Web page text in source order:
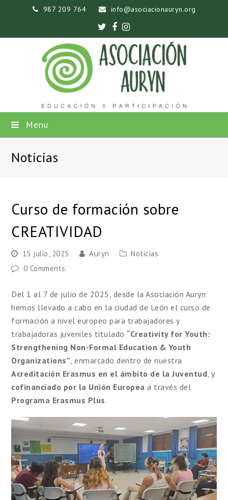
987 209 764 info@asociacionauryn.org
Twitter
Facebook
Instagram
Menu
Noticias
Curso de formación sobre
CREATIVIDAD
15 julio, 2025 Auryn
Noticias
0 Comments
Del 1 al 7 de julio de 2025, desde la Asociación Auryn
hemos llevado a cabo en la ciudad de León el curso de
formación a nivel europeo para trabajadores y
trabajadoras juveniles titulado “Creativity for Youth:
Strengthening Non-Formal Education & Youth
Organizations”, enmarcado dentro de nuestra
Acreditación Erasmus en el ámbito de la Juventud, y
cofinanciado por la Unión Europea a través del
Programa Erasmus Plus.